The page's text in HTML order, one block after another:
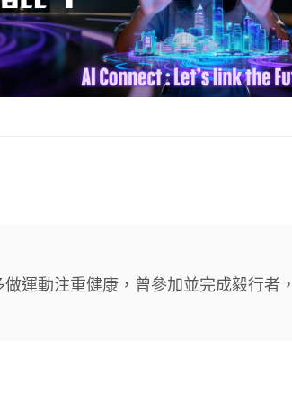
運動注重健康，曾參加並完成毅行者